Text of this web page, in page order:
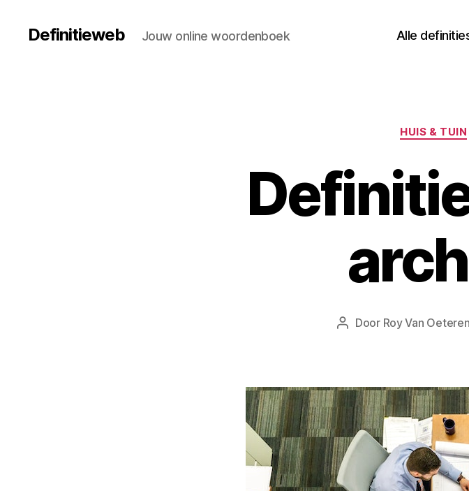
Definitieweb Jouw online woordenboek Alle
HUIS & TUIN
Berichtauteur
Door Roy Van Oeteren